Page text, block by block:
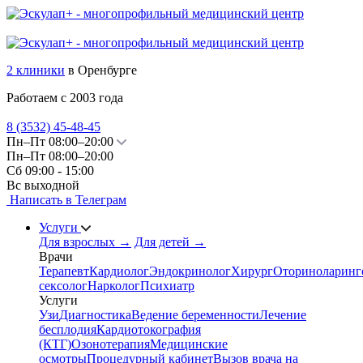
2 клиники в Оренбурге
Работаем с 2003 года
8 (3532) 45-48-45
Пн–Пт 08:00–20:00
Пн–Пт 08:00–20:00
Сб 09:00 - 15:00
Вс выходной
Написать в Телеграм
Услуги
Для взрослых → Для детей →
Врачи
ТерапевтКардиологЭндокринологХирург
сексологНаркологПсихиатр
Услуги
УзиДиагностикаВедение беременностиЛечение
бесплодияКардиотокография
(КТГ)ОзонотерапияМедицинские
осмотрыПроцедурный кабинетВызов врача на